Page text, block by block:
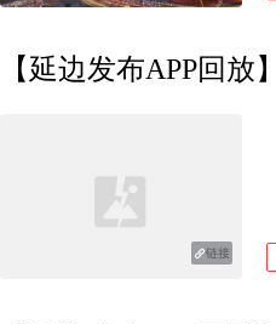
【延边发布APP回
链接